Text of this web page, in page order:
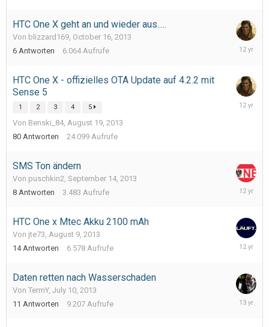
HTC One X geht an und wieder aus.....
Von blizzard169, October 16, 2013
6 Antworten 6.064 Aufrufe
October
HTC One X - offizielles OTA Update auf 4.2.2 mit
Sense 5
1 2 3 4 5
Von Benski_84, August 19, 2013
80 Antworten 24.099 Aufrufe
SMS Ton ändern
Von puschkin2, September 14, 2013
8 Antworten 3.483 Aufrufe
HTC One x Mtec Akku 2100 mAh
Von jte73, August 9, 2013
14 Antworten 6.578 Aufrufe
Daten retten nach Wasserschaden
Von TermY, July 10, 2013
11 Antworten 9.207 Aufrufe
July